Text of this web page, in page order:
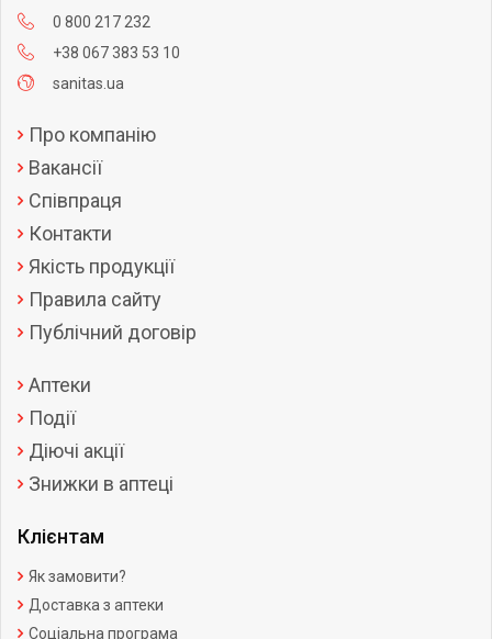
0 800 217 232
+38 067 383 53 10
sanitas.ua
Про компанію
Вакансії
Співпраця
Контакти
Якість продукції
Правила сайту
Публічний договір
Аптеки
Події
Діючі акції
Знижки в аптеці
Клієнтам
Як замовити?
Доставка з аптеки
Соціальна програма